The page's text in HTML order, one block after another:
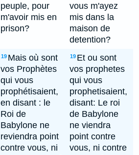
peuple, pour
m'avoir mis en
prison?
vous m'ayez
mis dans la
maison de
detention?
19 Mais où sont
vos Prophètes
qui vous
prophétisaient,
en disant : le
Roi de
Babylone ne
reviendra point
contre vous, ni
19 Et ou sont
vos prophetes
qui vous
prophetisaient,
disant: Le roi
de Babylone
ne viendra
point contre
vous, ni contre